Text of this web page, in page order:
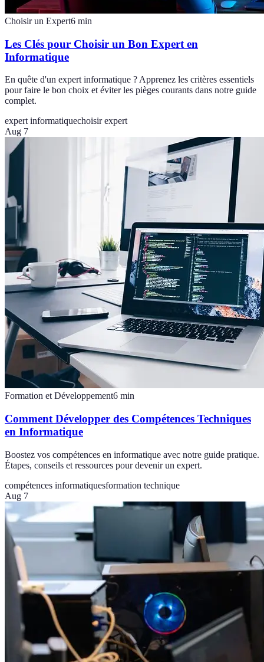
Choisir un Expert6 min
Les Clés pour Choisir un Bon Expert en
Informatique
En quête d'un expert informatique ? Apprenez les critères essentiels
pour faire le bon choix et éviter les pièges courants dans notre guide
complet.
expert informatiquechoisir expert
Aug 7
Formation et Développement6 min
Comment Développer des Compétences Techniques
en Informatique
Boostez vos compétences en informatique avec notre guide pratique.
Étapes, conseils et ressources pour devenir un expert.
compétences informatiquesformation technique
Aug 7